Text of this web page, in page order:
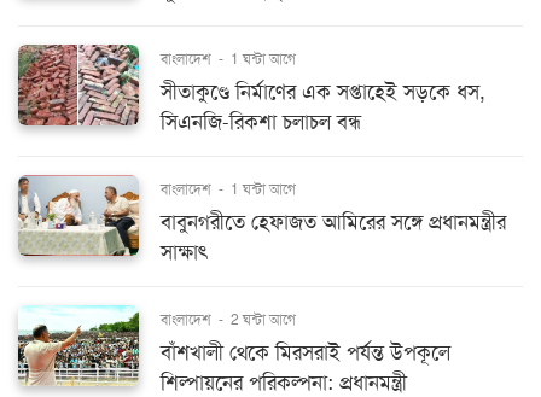
বাংলাদেশ - 1 ঘন্টা আগে
সীতাকুণ্ডে নির্মাণের এক সপ্তাহেই সড়কে ধস,
সিএনজি-রিকশা চলাচল বন্ধ
বাংলাদেশ - 1 ঘন্টা আগে
বাবুনগরীতে হেফাজত আমিরের সঙ্গে প্রধানমন্ত্রীর
সাক্ষাৎ
বাংলাদেশ - 2 ঘন্টা আগে
বাঁশখালী থেকে মিরসরাই পর্যন্ত উপকূলে
শিল্পায়নের পরিকল্পনা: প্রধানমন্ত্রী